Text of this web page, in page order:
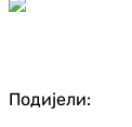
Подијели: